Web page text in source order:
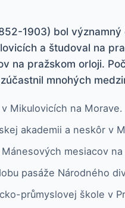
1903) bol
a študoval na
na pražskom orloji.
mnohých
Mikulovicích na Morave.
akademii a neskôr v
mesiacov
pasáže Národného
průmyslovej škole v